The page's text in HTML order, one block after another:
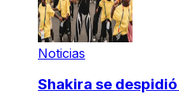
Noticias
Shakira se